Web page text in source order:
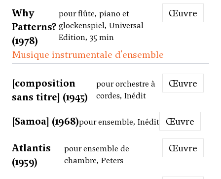
Why
Patterns?
(1978)
pour flûte, piano et
glockenspiel, Universal
Edition, 35 min
Œuvre
Musique instrumentale d'ensemble
[composition
sans titre] (1945)
pour orchestre à
cordes, Inédit
Œuvre
[Samoa] (1968)pour ensemble, Inédit Œuvre
Atlantis
(1959)
pour ensemble de
chambre, Peters
Œuvre